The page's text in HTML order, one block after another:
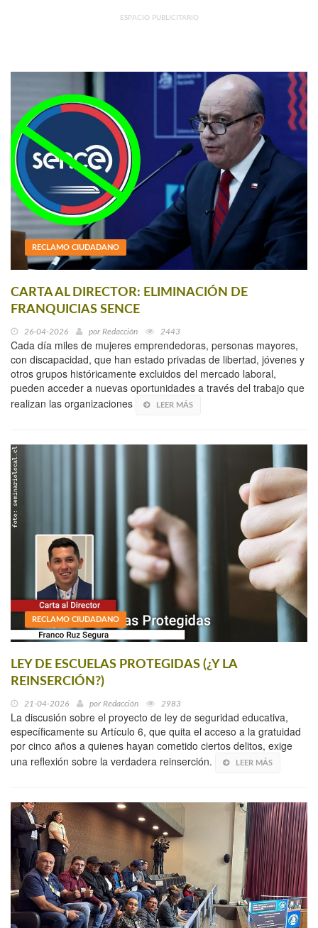
ESPACIO PUBLICITARIO
RECLAMO CIUDADANO
CARTA AL DIRECTOR: ELIMINACIÓN DE
FRANQUICIAS SENCE
26-04-2026 por Redacción 2443
Cada día miles de mujeres emprendedoras, personas mayores,
con discapacidad, que han estado privadas de libertad, jóvenes y
otros grupos históricamente excluidos del mercado laboral,
pueden acceder a nuevas oportunidades a través del trabajo que
realizan las organizaciones
LEER MÁS
RECLAMO CIUDADANO
LEY DE ESCUELAS PROTEGIDAS (¿Y LA
REINSERCIÓN?)
21-04-2026 por Redacción 2983
La discusión sobre el proyecto de ley de seguridad educativa,
específicamente su Artículo 6, que quita el acceso a la gratuidad
por cinco años a quienes hayan cometido ciertos delitos, exige
una reflexión sobre la verdadera reinserción.
LEER MÁS